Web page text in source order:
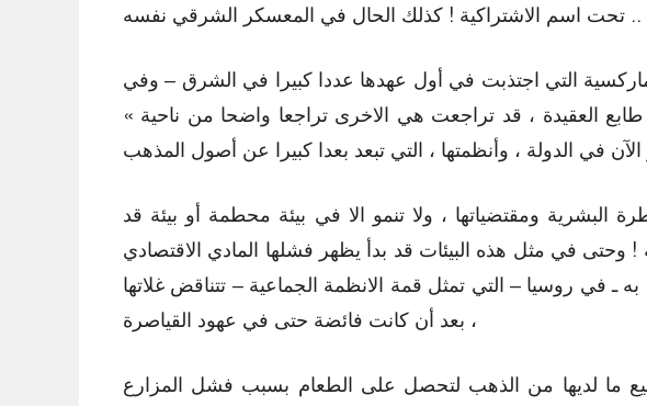
تحت اسم الاشتراكية ! كذلك الحال في المعسكر الشرقي نفسه ..
التي اجتذبت في أول عهدها عددا كبيرا في الشرق – وفي
العقيدة ، قد تراجعت هي الاخرى تراجعا واضحا من ناحية »
البشرية ومقتضياتها ، ولا تنمو الا في بيئة محطمة أو بيئة قد
! وحتى في مثل هذه البيئات قد بدأ يظهر فشلها المادي الاقتصادي
ـ في روسيا – التي تمثل قمة الانظمة الجماعية – تتناقض غلاتها
بعد أن كانت فائضة حتى في عهود القياصرة ،
ما لديها من الذهب لتحصل على الطعام بسبب فشل المزارع